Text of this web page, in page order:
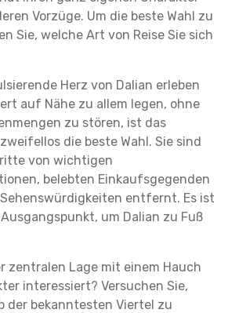
Vorzüge. Um die beste Wahl zu
Sie, welche Art von Reise Sie sich
Herz von Dalian erleben
auf Nähe zu allem legen, ohne
zu stören, ist das
zweifellos die beste Wahl. Sie sind
von wichtigen
belebten Einkaufsgegenden
entfernt. Es ist
um Dalian zu Fuß
zentralen Lage mit einem Hauch
interessiert? Versuchen Sie,
der bekanntesten Viertel zu